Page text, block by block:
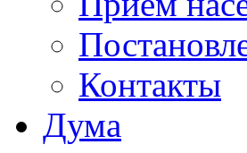
Контакты
Дума